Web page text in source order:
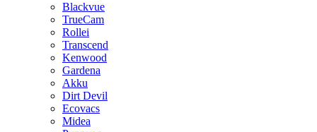
Blackvue
TrueCam
Rollei
Transcend
Kenwood
Gardena
Akku
Dirt Devil
Ecovacs
Midea